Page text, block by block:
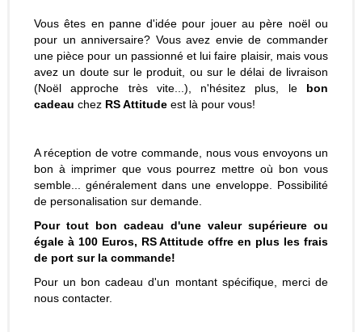
Vous êtes en panne d'idée pour jouer au père noël ou
pour un anniversaire? Vous avez envie de commander
une pièce pour un passionné et lui faire plaisir, mais vous
avez un doute sur le produit, ou sur le délai de livraison
(Noël approche très vite...), n'hésitez plus, le bon
cadeau chez RS Attitudeest là pour vous!
A réception de votre commande, nous vous envoyons un
bon à imprimer que vous pourrez mettre où bon vous
semble... généralement dans une enveloppe. Possibilité
de personalisation sur demande.
Pour tout bon cadeau d'une valeur supérieure ou
égale à 100 Euros, RS Attitude offre en plus les frais
de port sur la commande!
Pour un bon cadeau d'un montant spécifique, merci de
nous contacter.